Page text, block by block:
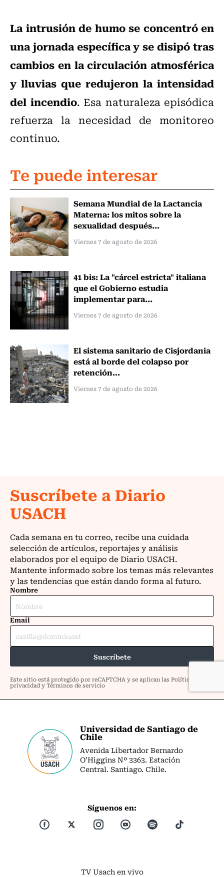
La intrusión de humo se concentró en
una jornada específica y se disipó tras
cambios en la circulación atmosférica
y lluvias que redujeron la intensidad
del incendio. Esa naturaleza episódica
refuerza la necesidad de monitoreo
continuo.
Te puede interesar
Semana Mundial de la Lactancia
Materna: los mitos sobre la
sexualidad después...
Viernes 7 de agosto de 2026
41 bis: La "cárcel estricta" italiana
que el Gobierno estudia
implementar para...
Viernes 7 de agosto de 2026
El sistema sanitario de Cisjordania
está al borde del colapso por
retención...
Viernes 7 de agosto de 2026
Universidad de Santiago de
Chile
Avenida Libertador Bernardo
O’Higgins Nº 3363. Estación
Central. Santiago. Chile.
Síguenos en:
TV Usach en vivo